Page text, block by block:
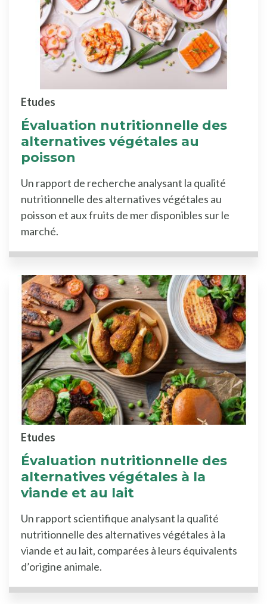
Évaluation nutritionnelle des
alternatives végétales au
poisson
Etudes
Un rapport de recherche analysant la qualité
nutritionnelle des alternatives végétales au
poisson et aux fruits de mer disponibles sur le
marché.
Évaluation nutritionnelle des
alternatives végétales à la
viande et au lait
Etudes
Un rapport scientifique analysant la qualité
nutritionnelle des alternatives végétales à la
viande et au lait, comparées à leurs équivalents
d’origine animale.